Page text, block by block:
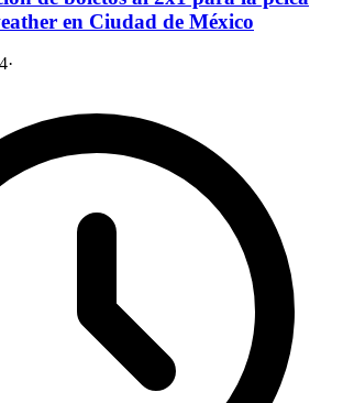
en Ciudad de México
·